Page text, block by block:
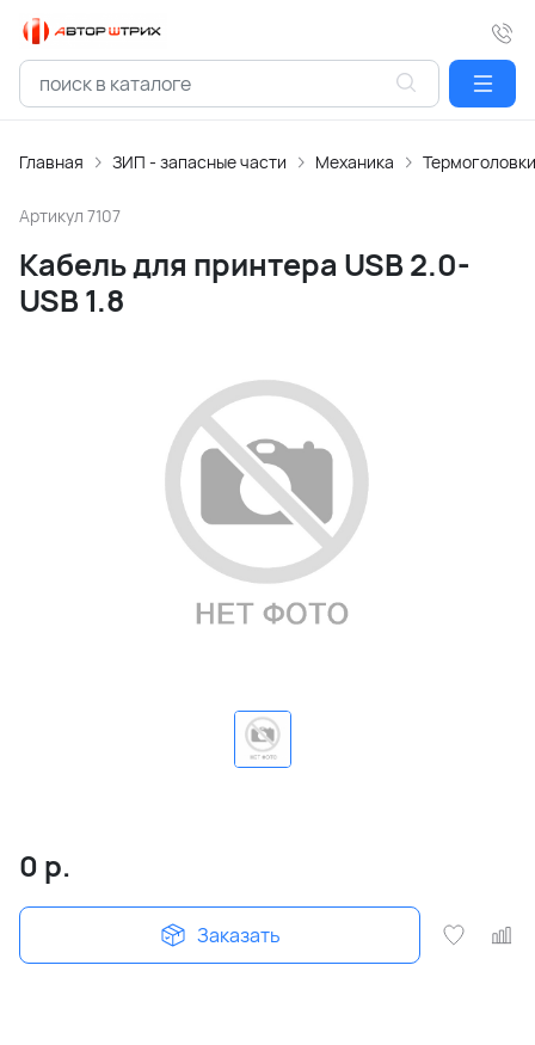
Главная ЗИП - запасные части Механика Термоголовки
Артикул 7107
Кабель для принтера USB 2.0-
USB 1.8
0 р.
Заказать